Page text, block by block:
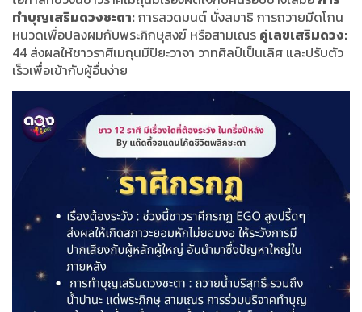
ทำบุญเสริมดวงชะตา:การสวดมนต์ นั่งสมาธิ การถวายมีดโกน
หนวดเพื่อปลงผมกับพระภิกษุสงฆ์ หรือสามเณร คู่เลขเสริมดวง:
44 ส่งผลให้ชาวราศีเมถุนมีปิยะวาจา วาทศิลป์เป็นเลิศ และปรับตัว
เร็วเพื่อเข้ากับผู้อื่นง่าย